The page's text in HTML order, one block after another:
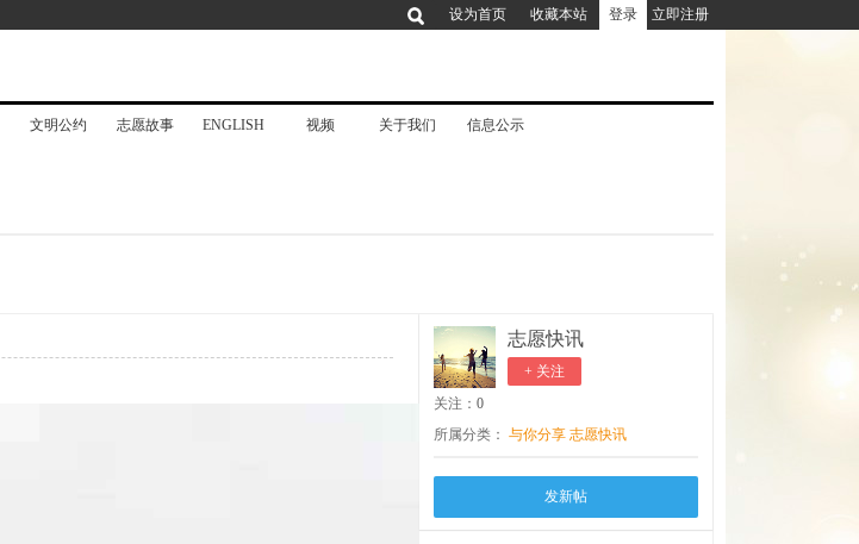
立即注册
登录
设为首页 收藏本站
文明公约 志愿故事 ENGLISH 视频 关于我们 信息公示
志愿快讯
+ 关注
关注： 0
所属分类： 与你分享 志愿快讯
发新帖